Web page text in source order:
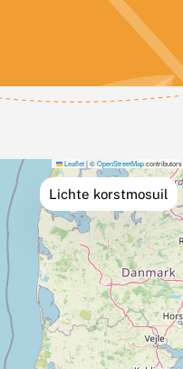
Lichte korstmosuil
Leaflet|©OpenStreetMapcontributors